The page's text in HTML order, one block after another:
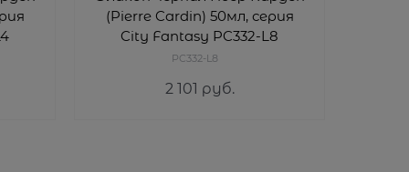
(Pierre Cardin) 50мл, серия
City Fantasy PC332-L8
PC332-L8
2 101 руб.